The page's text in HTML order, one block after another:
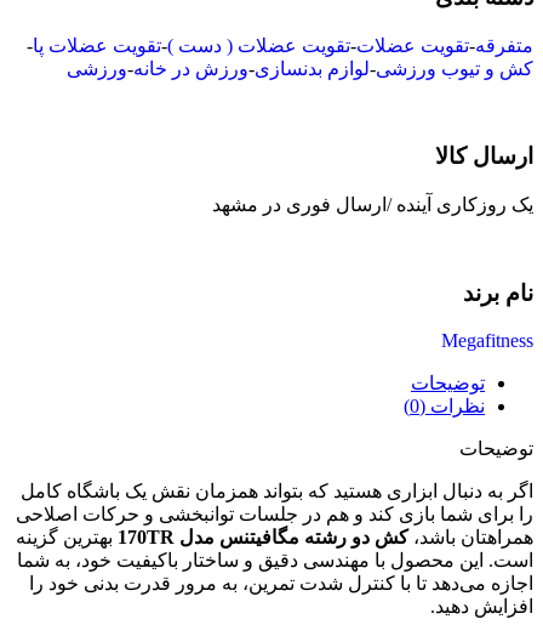
متفرقه-تقویت عضلات-تقویت عضلات ( دست )-تقویت عضلات پا-
کش و تیوب ورزشی-لوازم بدنسازی-ورزش در خانه-ورزشی
ارسال کالا
یک روزکاری آینده /ارسال فوری در مشهد
نام برند
Megafitness
توضیحات
نظرات (0)
توضیحات
اگر به دنبال ابزاری هستید که بتواند همزمان نقش یک باشگاه کامل
را برای شما بازی کند و هم در جلسات توانبخشی و حرکات اصلاحی
همراهتان باشد،کش دو رشته مگافیتنس مدل 170TR
بهترین گزینه
است. این محصول با مهندسی دقیق و ساختار باکیفیت خود، به شما
اجازه می‌دهد تا با کنترل شدت تمرین، به مرور قدرت بدنی خود را
افزایش دهید.